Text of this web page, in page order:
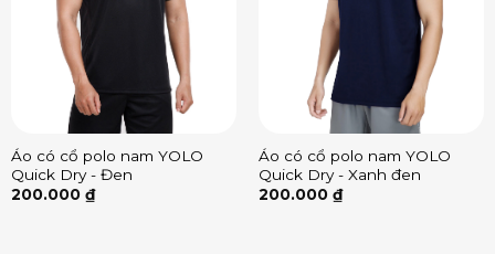
Áo có cổ polo nam YOLO
Quick Dry - Đen
200.000 ₫
Áo có cổ polo nam YOLO
Quick Dry - Xanh đen
200.000 ₫